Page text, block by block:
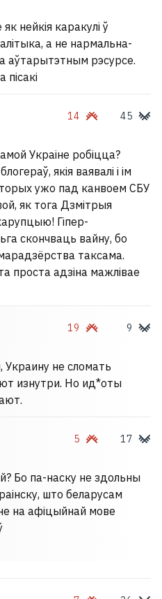
нейкія каракулі ў
а не нармальна-
аўтарытэтным рэсурсе.
пісакі
14 45
Украіне робіцца?
якія ваявалі і ім
ужо пад канвоем СБУ
як тога Дзмітрыя
Гіпер-
скончваць вайну, бо
таксама.
проста адзіна мажлівае
19 9
, Украину не сломать
изнутри. Но ид*оты
5 17
Бо па-наску не здольны
што беларусам
на афіцыйнай мове